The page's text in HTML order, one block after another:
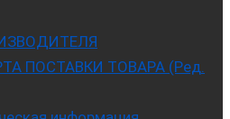
ПОСТАВКИ ТОВАРА (Ред.